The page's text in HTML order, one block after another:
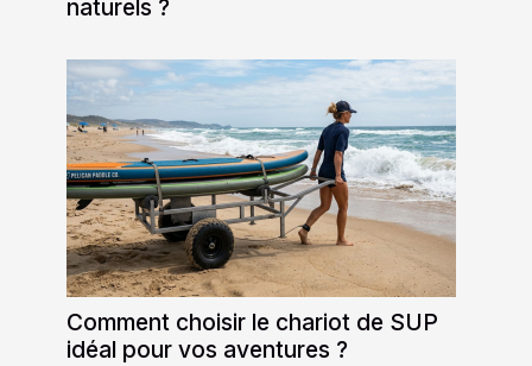
naturels ?
Comment choisir le chariot de SUP
idéal pour vos aventures ?